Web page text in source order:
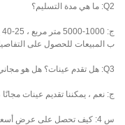
Q2: ما هي مدة التسليم؟
ب المبيعات للحصول على
Q3: هل تقدم عينات؟ هل هو مجاني أم إضافي؟
ج: نعم ، يمكننا تقديم عينات
س 4: كيف تحصل على عرض أسعار للاحتباس الحراري؟